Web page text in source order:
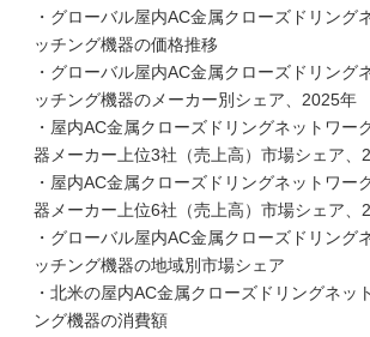
・グローバル屋内AC金属クローズドリング
ッチング機器の価格推移
・グローバル屋内AC金属クローズドリング
ッチング機器のメーカー別シェア、2025年
・屋内AC金属クローズドリングネットワー
器メーカー上位3社（売上高）市場シェア、
・屋内AC金属クローズドリングネットワー
器メーカー上位6社（売上高）市場シェア、
・グローバル屋内AC金属クローズドリング
ッチング機器の地域別市場シェア
・北米の屋内AC金属クローズドリングネッ
ング機器の消費額